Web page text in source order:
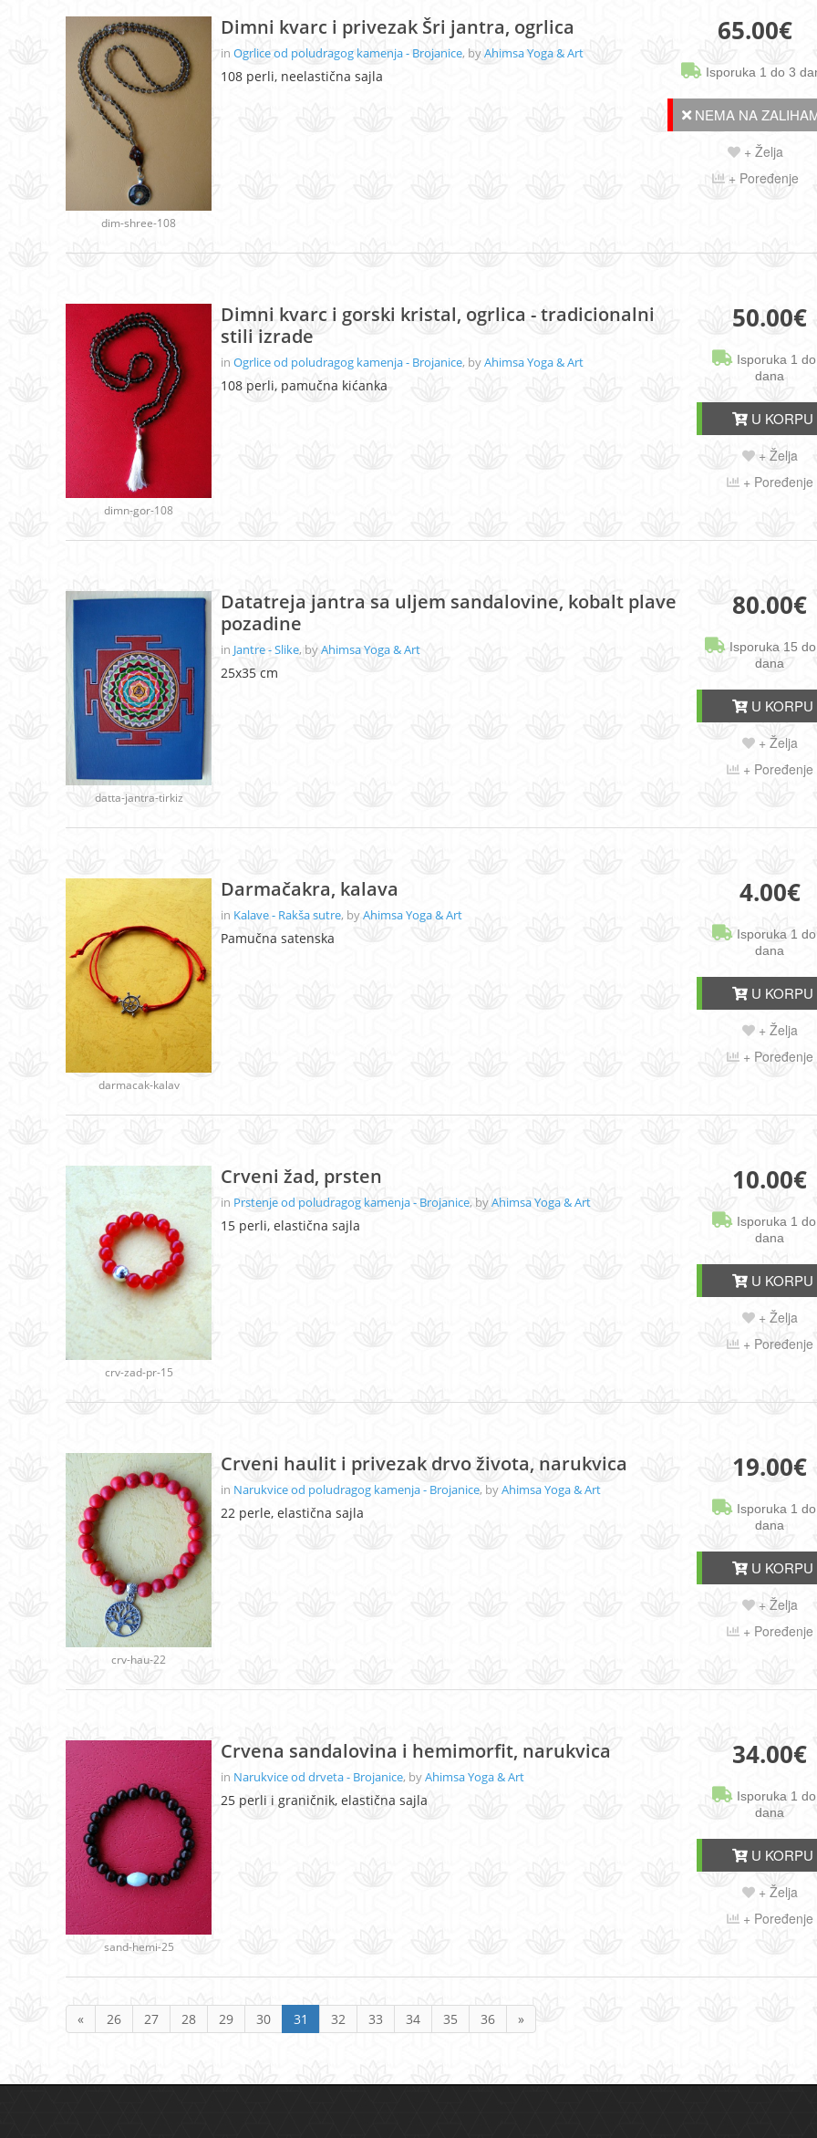
dim-shree-108
Dimni kvarc i privezak Šri jantra, ogrlica
in Ogrlice od poludragog kamenja - Brojanice, byAhimsa Yoga & Art
108 perli, neelastična sajla
65.00€
Isporuka 1 do 3
NEMA NA
+ Želja
+ Poređenje
dimn-gor-108
Dimni kvarc i gorski kristal, ogrlica - tradicionalni
stili izrade
in Ogrlice od poludragog kamenja - Brojanice, byAhimsa Yoga & Art
108 perli, pamučna kićanka
50.00€
Isporuka 1
dana
U KORPU
+ Želja
+ Poređenje
datta-jantra-tirkiz
Datatreja jantra sa uljem sandalovine, kobalt plave
pozadine
in Jantre - Slike, byAhimsa Yoga & Art
25x35 cm
80.00€
Isporuka 15
dana
U KORPU
+ Želja
+ Poređenje
darmacak-kalav
Darmačakra, kalava
in Kalave - Rakša sutre, byAhimsa Yoga & Art
Pamučna satenska
4.00€
Isporuka 1
dana
U KORPU
+ Želja
+ Poređenje
crv-zad-pr-15
Crveni žad, prsten
in Prstenje od poludragog kamenja - Brojanice, byAhimsa Yoga & Art
15 perli, elastična sajla
10.00€
Isporuka 1
dana
U KORPU
+ Želja
+ Poređenje
crv-hau-22
Crveni haulit i privezak drvo života, narukvica
in Narukvice od poludragog kamenja - Brojanice, byAhimsa Yoga & Art
22 perle, elastična sajla
19.00€
Isporuka 1
dana
U KORPU
+ Želja
+ Poređenje
sand-hemi-25
Crvena sandalovina i hemimorfit, narukvica
in Narukvice od drveta - Brojanice, byAhimsa Yoga & Art
25 perli i graničnik, elastična sajla
34.00€
Isporuka 1
dana
U KORPU
+ Želja
+ Poređenje
« 26 27 28 29 30 31 32 33 34 35 36 »